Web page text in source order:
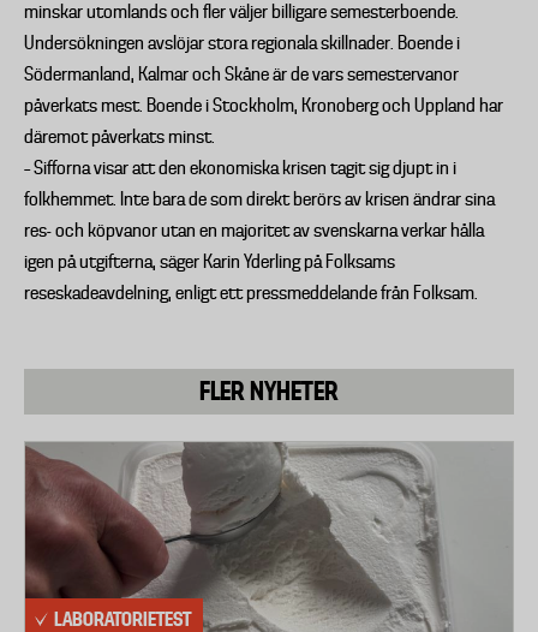
minskar utomlands och fler väljer billigare semesterboende.
Undersökningen avslöjar stora regionala skillnader. Boende i
Södermanland, Kalmar och Skåne är de vars semestervanor
påverkats mest. Boende i Stockholm, Kronoberg och Uppland har
däremot påverkats minst.
– Sifforna visar att den ekonomiska krisen tagit sig djupt in i
folkhemmet. Inte bara de som direkt berörs av krisen ändrar sina
res- och köpvanor utan en majoritet av svenskarna verkar hålla
igen på utgifterna, säger Karin Yderling på Folksams
reseskadeavdelning, enligt ett pressmeddelande från Folksam.
FLER NYHETER
LABORATORIETEST